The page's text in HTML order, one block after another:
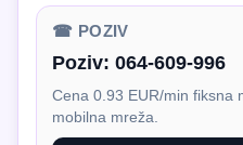
☎ POZIV
Poziv: 064-609-996
Cena 0.93 EUR/min fiksna
mobilna mreža.